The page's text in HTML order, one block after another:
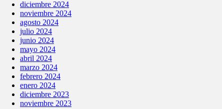
diciembre 2024
noviembre 2024
agosto 2024
julio 2024
junio 2024
mayo 2024
abril 2024
marzo 2024
febrero 2024
enero 2024
diciembre 2023
noviembre 2023